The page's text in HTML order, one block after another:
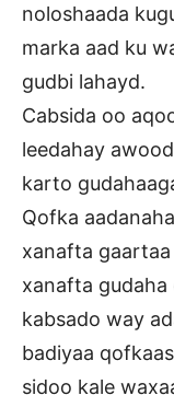
noloshaada
marka aad ku
gudbi lahayd.
Cabsida oo
leedahay
karto
Qofka
xanafta
xanafta
kabsado way
badiyaa
sidoo kale